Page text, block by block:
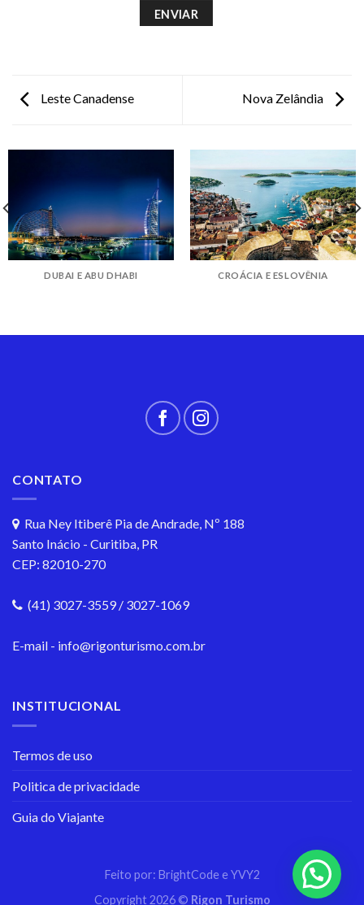
Leste Canadense Nova Zelândia
DUBAI E ABU DHABI CROÁCIA E ESLOVÊNIA
CONTATO
Rua Ney Itiberê Pia de Andrade, Nº 188
Santo Inácio - Curitiba, PR
CEP: 82010-270
(41) 3027-3559 / 3027-1069
E-mail - info@rigonturismo.com.br
INSTITUCIONAL
Termos de uso
Politica de privacidade
Guia do Viajante
Feito por: BrightCode e YVY2
Copyright 2026 © Rigon Turismo